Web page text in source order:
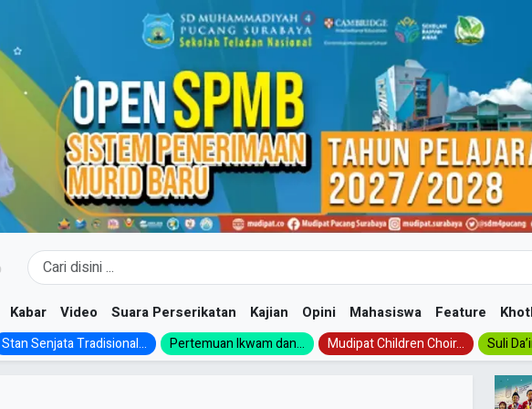
Kabar Video Suara Perserikatan Kajian Opini Mahasiswa Feature
Stan Senjata Tradisional... Pertemuan Ikwam dan... Mudipat Children Choir... Suli